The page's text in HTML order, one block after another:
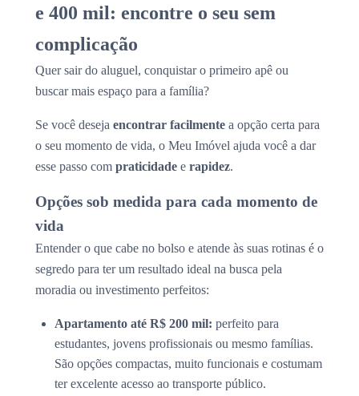
e 400 mil: encontre o seu sem
complicação
Quer sair do aluguel, conquistar o primeiro apê ou
buscar mais espaço para a família?
Se você deseja encontrar facilmente a opção certa para
o seu momento de vida, o Meu Imóvel ajuda você a dar
esse passo com praticidade e rapidez.
Opções sob medida para cada momento de
vida
Entender o que cabe no bolso e atende às suas rotinas é o
segredo para ter um resultado ideal na busca pela
moradia ou investimento perfeitos:
Apartamento até R$ 200 mil: perfeito para
estudantes, jovens profissionais ou mesmo famílias.
São opções compactas, muito funcionais e costumam
ter excelente acesso ao transporte público.